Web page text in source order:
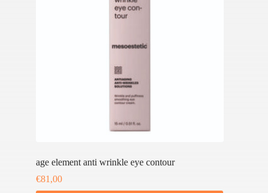
age element anti wrinkle eye contour
€81,00